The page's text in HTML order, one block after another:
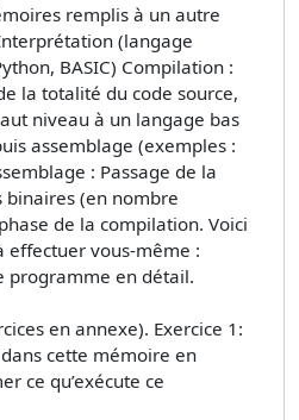
remplis à un autre
(langage
BASIC) Compilation :
la totalité du code source,
niveau à un langage bas
assemblage (exemples :
: Passage de la
binaires (en nombre
de la compilation. Voici
effectuer vous-même :
programme en détail.
en annexe). Exercice 1:
cette mémoire en
ce qu’exécute ce